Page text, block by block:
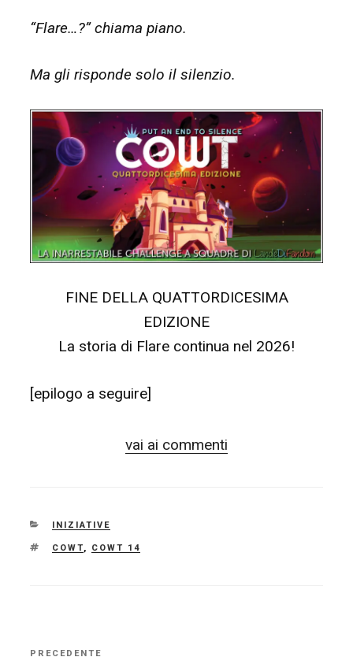
“Flare…?” chiama piano.
Ma gli risponde solo il silenzio.
FINE DELLA QUATTORDICESIMA
EDIZIONE
La storia di Flare continua nel 2026!
[epilogo a seguire]
vai ai commenti
CATEGORIE
INIZIATIVE
TAG
COWT COWT 14
PRECEDENTE